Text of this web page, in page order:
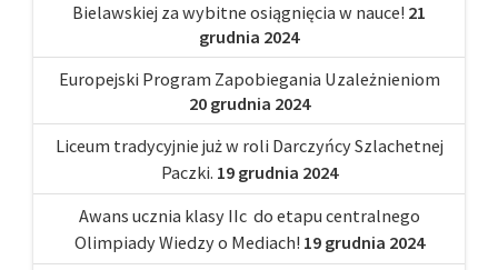
Bielawskiej za wybitne osiągnięcia w nauce! 21
grudnia 2024
Europejski Program Zapobiegania Uzależnieniom
20 grudnia 2024
Liceum tradycyjnie już w roli Darczyńcy Szlachetnej
Paczki. 19 grudnia 2024
Awans ucznia klasy IIc do etapu centralnego
Olimpiady Wiedzy o Mediach! 19 grudnia 2024